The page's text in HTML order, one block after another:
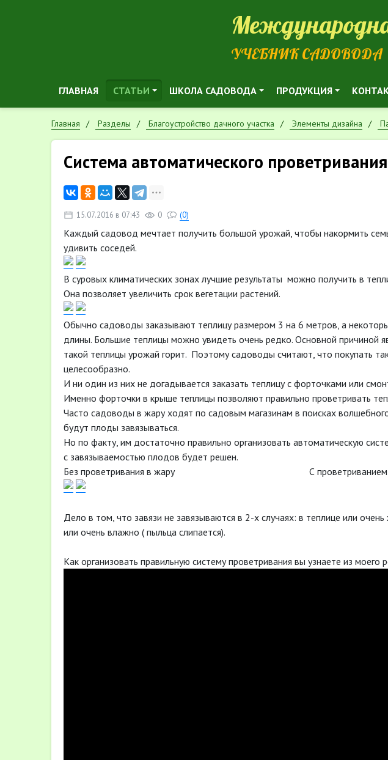
УЧЕБНИК САДОВОДА
ГЛАВНАЯ СТАТЬИ ШКОЛА САДОВОДА ПРОДУКЦИЯ
Главная Разделы Благоустройство дачного участка Элементы дизайна
Система автоматического
15.07.2016 в 07:43 0 (0)
Каждый садовод мечтает получить большой урожай, чтобы накормить
удивить соседей.
В суровых климатических зонах лучшие результаты можно получить в
Она позволяет увеличить срок вегетации растений.
Обычно садоводы заказывают теплицу размером 3 на 6 метров, а
длины. Большие теплицы можно увидеть очень редко. Основной причиной
такой теплицы урожай горит. Поэтому садоводы считают, что покупать
целесообразно.
И ни один из них не догадывается заказать теплицу с форточками или
Именно форточки в крыше теплицы позволяют правильно проветривать
Часто садоводы в жару ходят по садовым магазинам в поисках
будут плоды завязываться.
Но по факту, им достаточно правильно организовать автоматическую
с завязываемостью плодов будет решен.
Без проветривания в жару С проветриванием в
Дело в том, что завязи не завязываются в 2-х случаях: в теплице или очень
или очень влажно ( пыльца слипается).
Как организовать правильную систему проветривания вы узнаете из моего